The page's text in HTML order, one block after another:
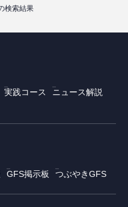
検索結果
実践コース
ニュース解説
GFS掲示板 つぶやきGFS